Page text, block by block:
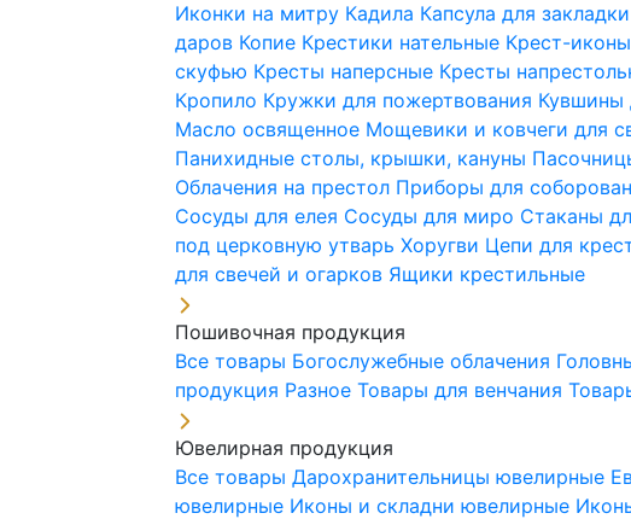
Иконки на митру Кадила Капсула для
даров Копие Крестики нательные Крест-
скуфью Кресты наперсные Кресты
Кропило Кружки для пожертвования Кувшины
Масло освященное Мощевики и ковчеги для
Панихидные столы, крышки, кануны
Облачения на престол Приборы для
Сосуды для елея Сосуды для миро Стаканы
под церковную утварьХоругви Цепи для
для свечей и огарков Ящики крестильные
Пошивочная продукция
Все товары Богослужебные облачения
продукция РазноеТовары для венчания
Ювелирная продукция
Все товарыДарохранительницы ювелирные
ювелирные Иконы и складни ювелирные